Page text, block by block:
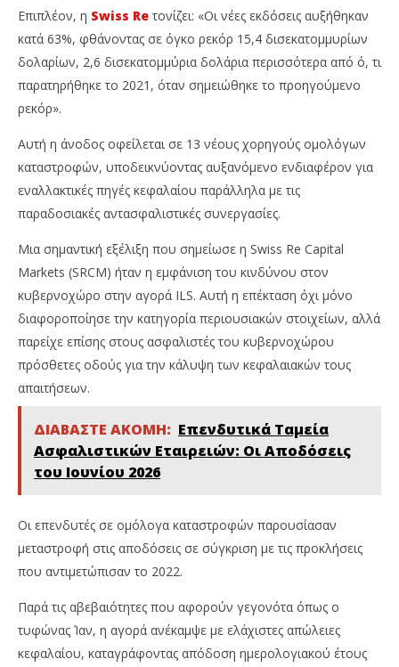
Επιπλέον, η Swiss Re τονίζει: «Οι νέες εκδόσεις αυξήθηκαν
κατά 63%, φθάνοντας σε όγκο ρεκόρ 15,4 δισεκατομμυρίων
δολαρίων, 2,6 δισεκατομμύρια δολάρια περισσότερα από ό, τι
παρατηρήθηκε το 2021, όταν σημειώθηκε το προηγούμενο
ρεκόρ».
Αυτή η άνοδος οφείλεται σε 13 νέους χορηγούς ομολόγων
καταστροφών, υποδεικνύοντας αυξανόμενο ενδιαφέρον για
εναλλακτικές πηγές κεφαλαίου παράλληλα με τις
παραδοσιακές αντασφαλιστικές συνεργασίες.
Μια σημαντική εξέλιξη που σημείωσε η Swiss Re Capital
Markets (SRCM) ήταν η εμφάνιση του κινδύνου στον
κυβερνοχώρο στην αγορά ILS. Αυτή η επέκταση όχι μόνο
διαφοροποίησε την κατηγορία περιουσιακών στοιχείων, αλλά
παρείχε επίσης στους ασφαλιστές του κυβερνοχώρου
πρόσθετες οδούς για την κάλυψη των κεφαλαιακών τους
απαιτήσεων.
ΔΙΑΒΑΣΤΕ ΑΚΟΜΗ: Επενδυτικά Ταμεία
Ασφαλιστικών Εταιρειών: Οι Αποδόσεις
του Ιουνίου 2026
Οι επενδυτές σε ομόλογα καταστροφών παρουσίασαν
μεταστροφή στις αποδόσεις σε σύγκριση με τις προκλήσεις
που αντιμετώπισαν το 2022.
Παρά τις αβεβαιότητες που αφορούν γεγονότα όπως ο
τυφώνας Ίαν, η αγορά ανέκαμψε με ελάχιστες απώλειες
κεφαλαίου, καταγράφοντας απόδοση ημερολογιακού έτους